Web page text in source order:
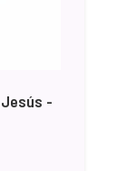
Jesús -